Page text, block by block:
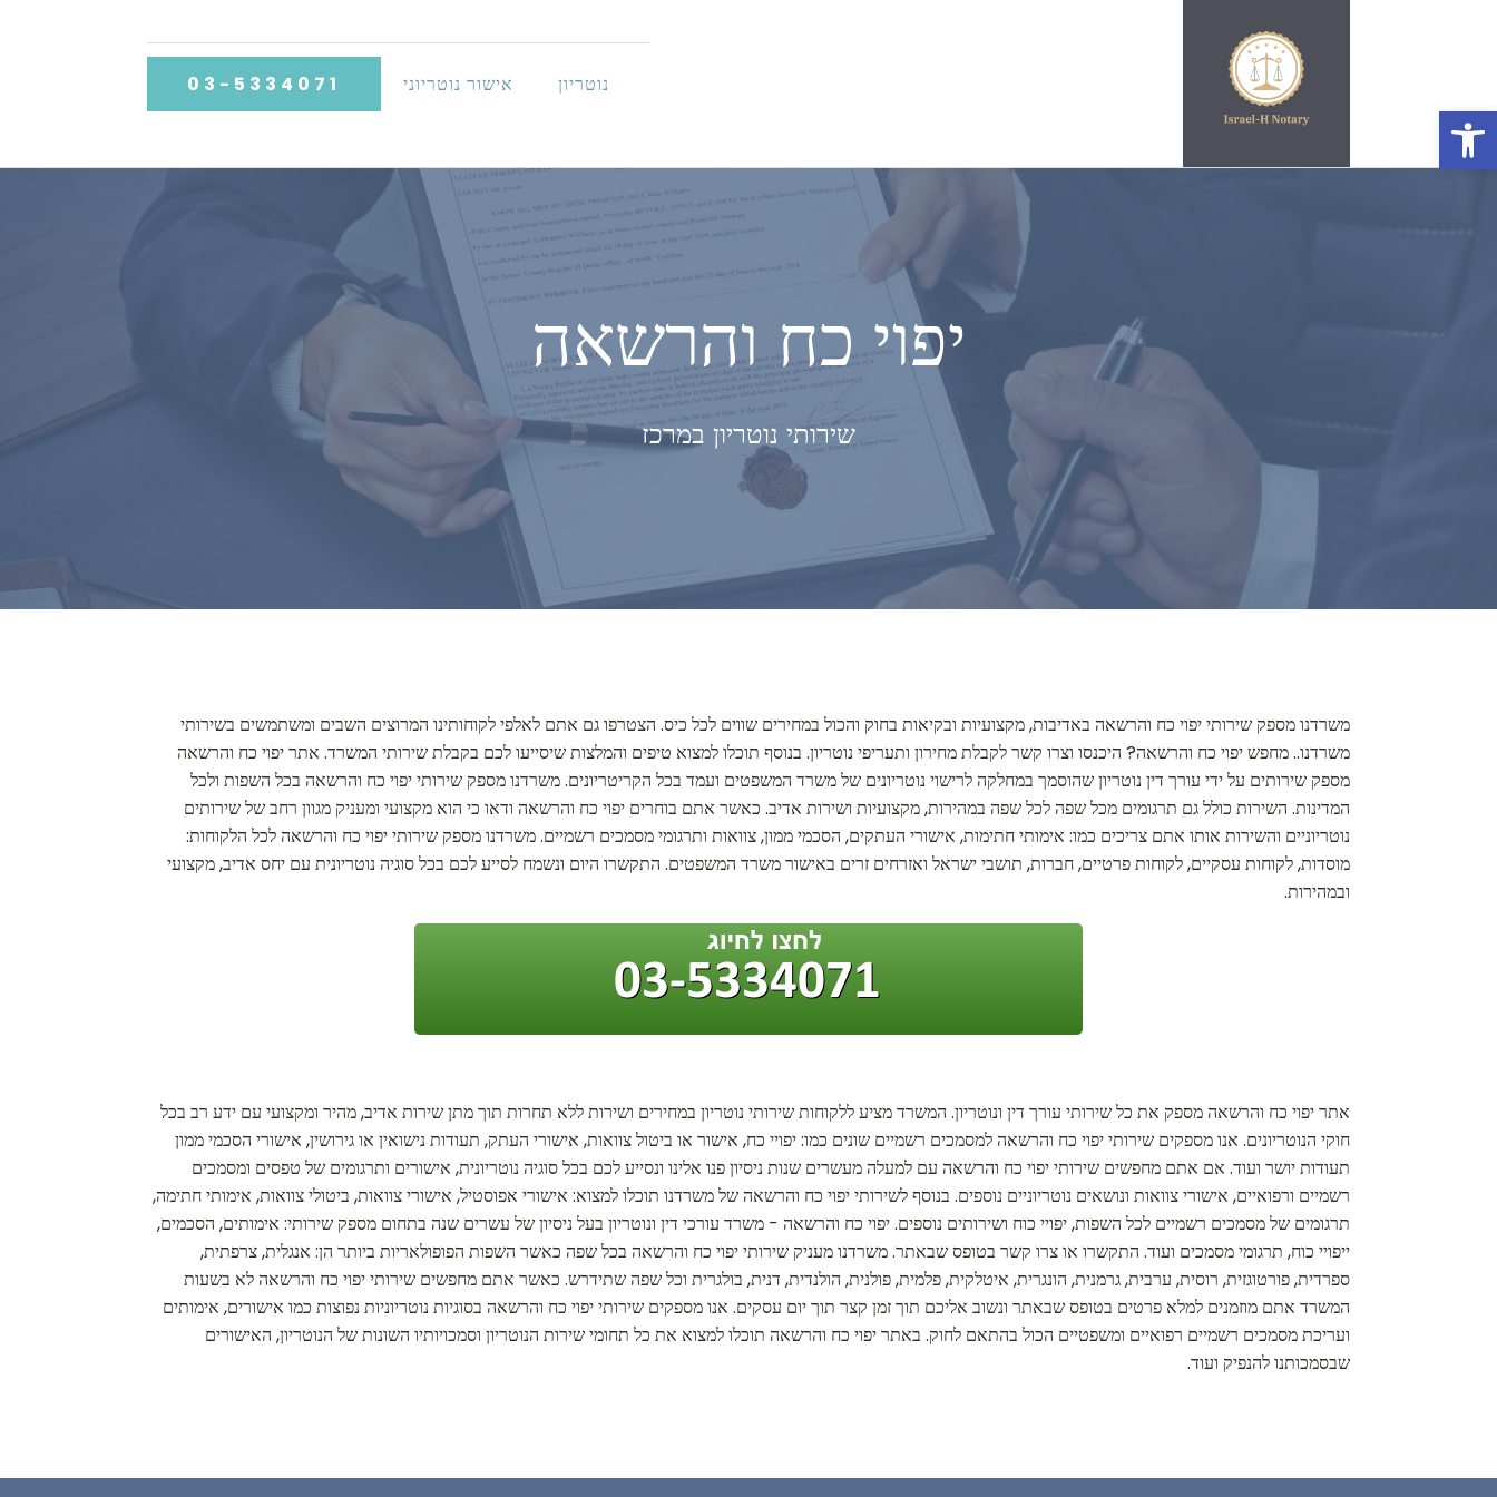
פתח סרגל נגישות
נוטריון אישור נוטריוני 03-5334071
יפוי כח והרשאה
שירותי נוטריון במרכז
משרדנו מספק שירותי יפוי כח והרשאה באדיבות, מקצועיות ובקיאות בחוק והכול במחירים שווים לכל כיס. הצטרפו גם אתם לאלפי לקוחותינו המרוצים השבים ומשתמשים בשירותי
משרדנו.. מחפש יפוי כח והרשאה? היכנסו וצרו קשר לקבלת מחירון ותעריפי נוטריון. בנוסף תוכלו למצוא טיפים והמלצות שיסייעו לכם בקבלת שירותי המשרד. אתר יפוי כח והרשאה
מספק שירותים על ידי עורך דין נוטריון שהוסמך במחלקה לרישוי נוטריונים של משרד המשפטים ועמד בכל הקריטריונים. משרדנו מספק שירותי יפוי כח והרשאה בכל השפות ולכל
המדינות. השירות כולל גם תרגומים מכל שפה לכל שפה במהירות, מקצועיות ושירות אדיב. כאשר אתם בוחרים יפוי כח והרשאה ודאו כי הוא מקצועי ומעניק מגוון רחב של שירותים
נוטריוניים והשירות אותו אתם צריכים כמו: אימותי חתימות, אישורי העתקים, הסכמי ממון, צוואות ותרגומי מסמכים רשמיים. משרדנו מספק שירותי יפוי כח והרשאה לכל הלקוחות:
מוסדות, לקוחות עסקיים, לקוחות פרטיים, חברות, תושבי ישראל ואזרחים זרים באישור משרד המשפטים. התקשרו היום ונשמח לסייע לכם בכל סוגיה נוטריונית עם יחס אדיב, מקצועי
ובמהירות.
אתר יפוי כח והרשאה מספק את כל שירותי עורך דין ונוטריון. המשרד מציע ללקוחות שירותי נוטריון במחירים ושירות ללא תחרות תוך מתן שירות אדיב, מהיר ומקצועי עם ידע רב בכל
חוקי הנוטריונים. אנו מספקים שירותי יפוי כח והרשאה למסמכים רשמיים שונים כמו: יפויי כח, אישור או ביטול צוואות, אישורי העתק, תעודות נישואין או גירושין, אישורי הסכמי ממון
תעודות יושר ועוד. אם אתם מחפשים שירותי יפוי כח והרשאה עם למעלה מעשרים שנות ניסיון פנו אלינו ונסייע לכם בכל סוגיה נוטריונית, אישורים ותרגומים של טפסים ומסמכים
רשמיים ורפואיים, אישורי צוואות ונושאים נוטריוניים נוספים. בנוסף לשירותי יפוי כח והרשאה של משרדנו תוכלו למצוא: אישורי אפוסטיל, אישורי צוואות, ביטולי צוואות, אימותי חתימה,
תרגומים של מסמכים רשמיים לכל השפות, יפויי כוח ושירותים נוספים. יפוי כח והרשאה - משרד עורכי דין ונוטריון בעל ניסיון של עשרים שנה בתחום מספק שירותי: אימותים, הסכמים,
ייפויי כוח, תרגומי מסמכים ועוד. התקשרו או צרו קשר בטופס שבאתר. משרדנו מעניק שירותי יפוי כח והרשאה בכל שפה כאשר השפות הפופולאריות ביותר הן: אנגלית, צרפתית,
ספרדית, פורטוגזית, רוסית, ערבית, גרמנית, הונגרית, איטלקית, פלמית, פולנית, הולנדית, דנית, בולגרית וכל שפה שתידרש. כאשר אתם מחפשים שירותי יפוי כח והרשאה לא בשעות
המשרד אתם מוזמנים למלא פרטים בטופס שבאתר ונשוב אליכם תוך זמן קצר תוך יום עסקים. אנו מספקים שירותי יפוי כח והרשאה בסוגיות נוטריוניות נפוצות כמו אישורים, אימותים
ועריכת מסמכים רשמיים רפואיים ומשפטיים הכול בהתאם לחוק. באתר יפוי כח והרשאה תוכלו למצוא את כל תחומי שירות הנוטריון וסמכויותיו השונות של הנוטריון, האישורים
שבסמכותנו להנפיק ועוד.